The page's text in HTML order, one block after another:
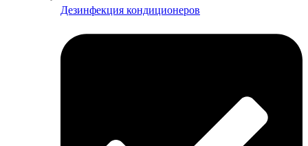
Дезинфекция кондиционеров